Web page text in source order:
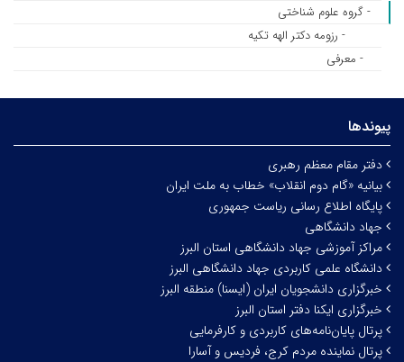
- گروه علوم شناختی
- رزومه دکتر الهه تکیه
- معرفی
پیوندها
دفتر مقام معظم رهبری
بیانیه «گام دوم انقلاب» خطاب به ملت ایران
پایگاه اطلاع رسانی ریاست جمهوری
جهاد دانشگاهی
مراکز آموزشی جهاد دانشگاهی استان البرز
دانشگاه علمی کاربردی جهاد دانشگاهی البرز
خبرگزاری دانشجویان ایران (ایسنا) منطقه البرز
خبرگزاری ایکنا دفتر استان البرز
پرتال پایان‌نامه‌های کاربردی و کارفرمایی
پرتال نماینده مردم کرج، فردیس و آسارا